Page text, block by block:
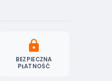
lock
BEZPIECZNA
PŁATNOŚĆ